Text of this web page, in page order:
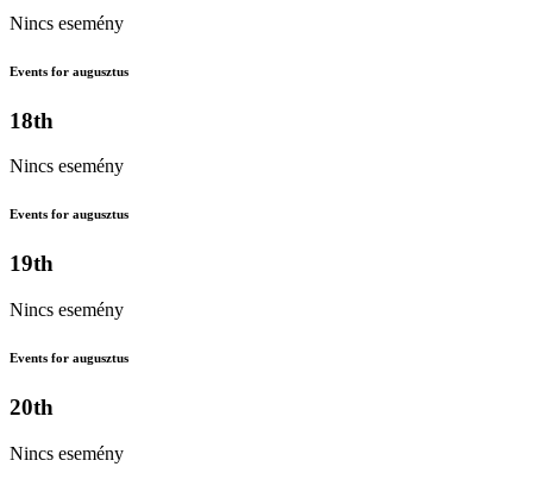
Nincs esemény
Events for augusztus
18th
Nincs esemény
Events for augusztus
19th
Nincs esemény
Events for augusztus
20th
Nincs esemény